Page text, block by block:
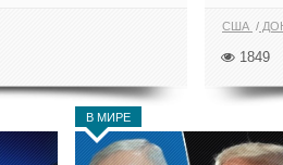
США
1849
В МИРЕ